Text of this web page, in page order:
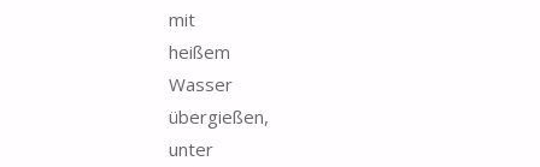
mit
heißem
Wasser
übergießen,
unter